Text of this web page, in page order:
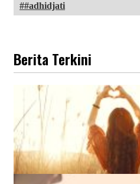
#adhidjati
Berita Terkini